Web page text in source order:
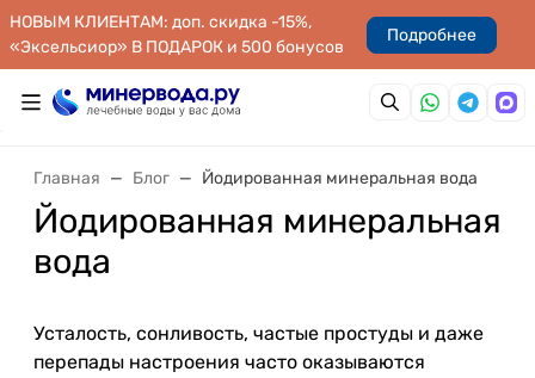
НОВЫМ КЛИЕНТАМ: доп. скидка -15%,
«Эксельсиор» В ПОДАРОК и 500 бонусов
Подробнее
Главная Блог Йодированная минеральная вода
Йодированная минеральная
вода
Усталость, сонливость, частые простуды и даже
перепады настроения часто оказываются